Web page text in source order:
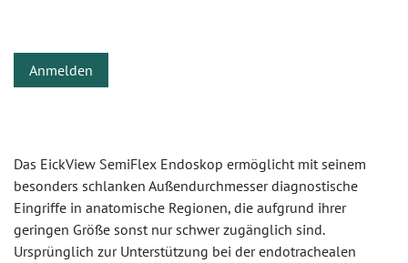
Anmelden
Das EickView SemiFlex Endoskop ermöglicht mit seinem
besonders schlanken Außendurchmesser diagnostische
Eingriffe in anatomische Regionen, die aufgrund ihrer
geringen Größe sonst nur schwer zugänglich sind.
Ursprünglich zur Unterstützung bei der endotrachealen